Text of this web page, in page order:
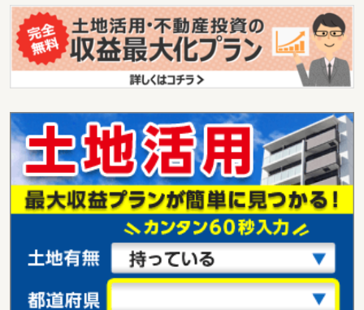
価 格
1,980万円
住 所
鹿児島県鹿児島市小野１
用途地域 １種低層
土地面積 198.34m²
価 格
1,800万円
住 所
鹿児島県鹿児島市谷山中央３丁目
用途地域 １種住居
土地面積 125.29m²
鹿児島県鹿児島市明和１丁目
価 格
1,500万円
住 所
鹿児島県鹿児島市明和１丁目
用途地域 １種低層